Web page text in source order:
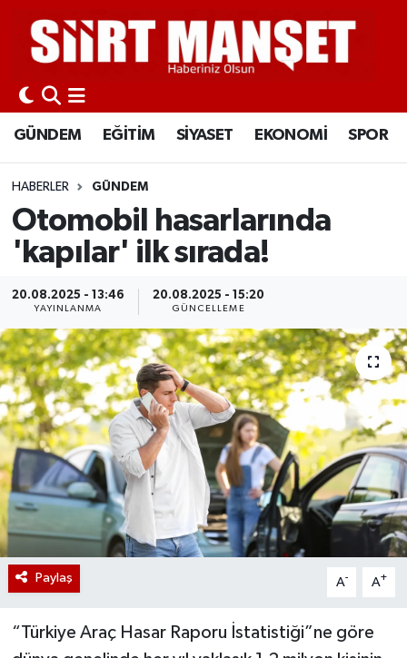
GÜNDEM EĞİTİM SİYASET EKONOMİ SPOR
HABERLER GÜNDEM
Otomobil hasarlarında
'kapılar' ilk sırada!
20.08.2025 - 13:46
YAYINLANMA
20.08.2025 - 15:20
GÜNCELLEME
Paylaş A- A+
“Türkiye Araç Hasar Raporu İstatistiği”ne göre
GÜNDEM
EĞİTİM
SİYASET
EKONOMİ
SPOR
İLÇELER
KÜLTÜR-SANAT
SAĞLIK-YAŞAM
Siirt Nöbetçi Eczaneler
Siirt Hava Durumu
Siirt Namaz Vakitleri
Siirt Trafik Yoğunluk Haritası
Süper Lig Puan Durumu ve Fikstür
Tüm Manşetler
Son Dakika Haberleri
Haber Arşivi